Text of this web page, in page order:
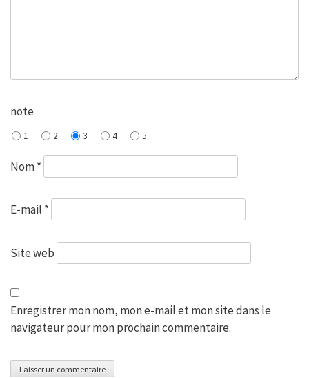
note
1 2 3 4 5
Nom*
E-mail *
Site web
Enregistrer mon nom, mon e-mail et mon site dans le
navigateur pour mon prochain commentaire.